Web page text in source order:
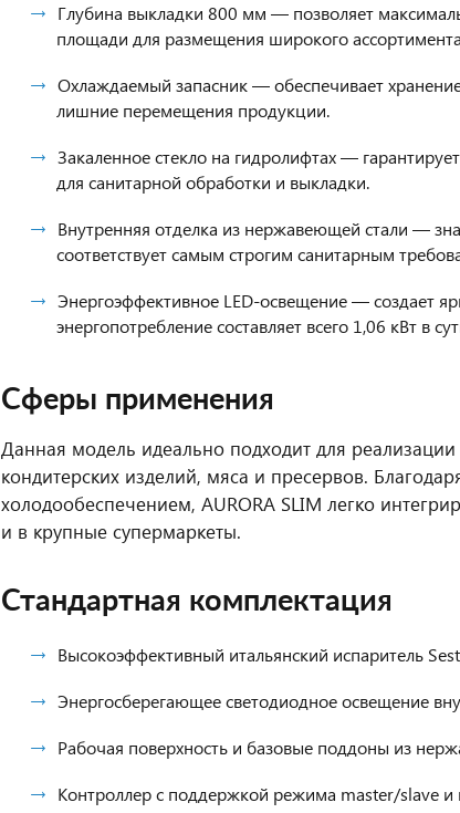
Глубина выкладки 800 мм — позволяет
площади для размещения широкого
Охлаждаемый запасник — обеспечивает
лишние перемещения продукции.
Закаленное стекло на гидролифтах —
для санитарной обработки и выкладки.
Внутренняя отделка из нержавеющей стали —
соответствует самым строгим санитарным
Энергоэффективное LED-освещение — создает
энергопотребление составляет всего 1,06 кВт в
Сферы применения
Данная модель идеально подходит для
кондитерских изделий, мяса и пресервов.
холодообеспечением, AURORA SLIM легко
и в крупные супермаркеты.
Стандартная комплектация
Высокоэффективный итальянский испаритель
Энергосберегающее светодиодное освещение
Рабочая поверхность и базовые поддоны из
Контроллер с поддержкой режима master/slave и